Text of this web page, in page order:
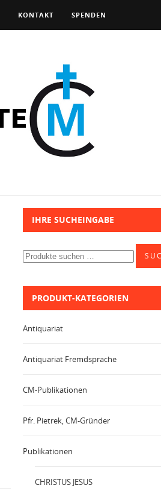
KONTAKT SPENDEN
IHRE SUCHEINGABE
Suchen
nach:
PRODUKT-KATEGORIEN
Antiquariat
Antiquariat Fremdsprache
CM-Publikationen
Pfr. Pietrek, CM-Gründer
Publikationen
CHRISTUS JESUS